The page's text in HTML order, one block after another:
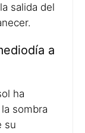
salida del
a
ha
sombra
su